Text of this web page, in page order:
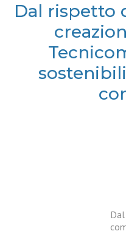
Dal rispetto